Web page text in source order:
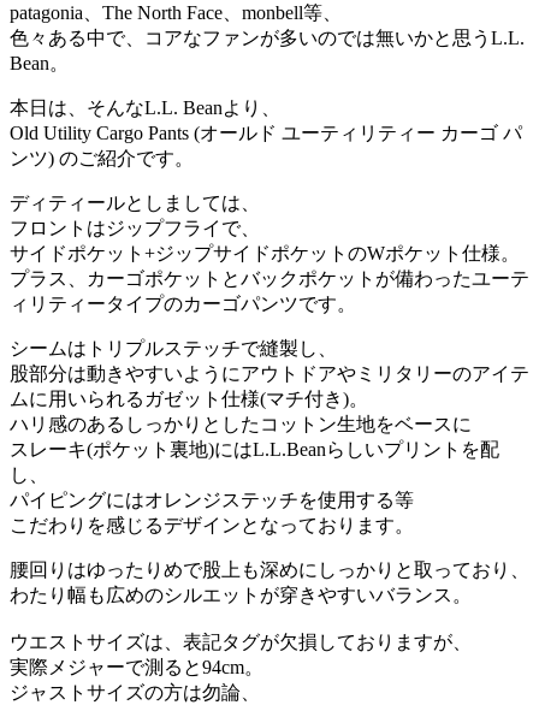
patagonia、The North Face、monbell等、
色々ある中で、コアなファンが多いのでは無いかと思うL.L.
Bean。
本日は、そんなL.L. Beanより、
Old Utility Cargo Pants (オールド ユーティリティー カーゴ パ
ンツ) のご紹介です。
ディティールとしましては、
フロントはジップフライで、
サイドポケット+ジップサイドポケットのWポケット仕様。
プラス、カーゴポケットとバックポケットが備わったユーテ
ィリティータイプのカーゴパンツです。
シームはトリプルステッチで縫製し、
股部分は動きやすいようにアウトドアやミリタリーのアイテ
ムに用いられるガゼット仕様(マチ付き)。
ハリ感のあるしっかりとしたコットン生地をベースに
スレーキ(ポケット裏地)にはL.L.Beanらしいプリントを配
し、
パイピングにはオレンジステッチを使用する等
こだわりを感じるデザインとなっております。
腰回りはゆったりめで股上も深めにしっかりと取っており、
わたり幅も広めのシルエットが穿きやすいバランス。
ウエストサイズは、表記タグが欠損しておりますが、
実際メジャーで測ると94cm。
ジャストサイズの方は勿論、